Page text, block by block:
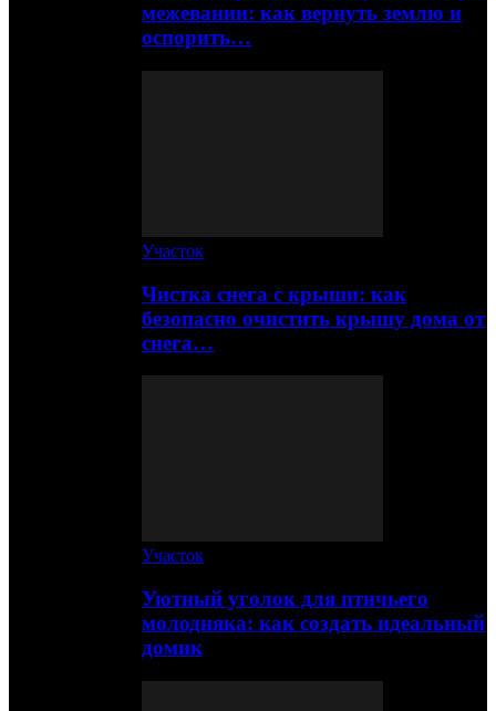
межевании: как вернуть землю и
оспорить…
Участок
Чистка снега с крыши: как
безопасно очистить крышу дома от
снега…
Участок
Уютный уголок для птичьего
молодняка: как создать идеальный
домик